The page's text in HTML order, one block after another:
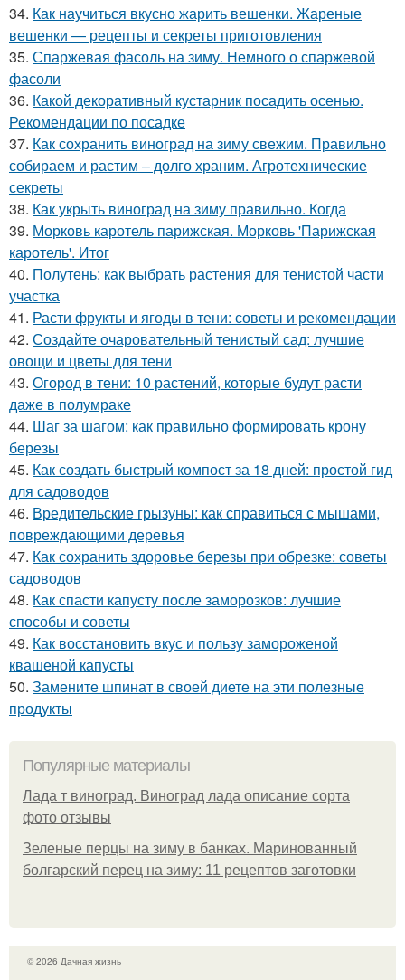
34. Как научиться вкусно жарить вешенки. Жареные
вешенки — рецепты и секреты приготовления
35. Спаржевая фасоль на зиму. Немного о спаржевой
фасоли
36. Какой декоративный кустарник посадить осенью.
Рекомендации по посадке
37. Как сохранить виноград на зиму свежим. Правильно
собираем и растим – долго храним. Агротехнические
секреты
38. Как укрыть виноград на зиму правильно. Когда
39. Морковь каротель парижская. Морковь 'Парижская
каротель'. Итог
40. Полутень: как выбрать растения для тенистой части
участка
41. Расти фрукты и ягоды в тени: советы и рекомендации
42. Создайте очаровательный тенистый сад: лучшие
овощи и цветы для тени
43. Огород в тени: 10 растений, которые будут расти
даже в полумраке
44. Шаг за шагом: как правильно формировать крону
березы
45. Как создать быстрый компост за 18 дней: простой гид
для садоводов
46. Вредительские грызуны: как справиться с мышами,
повреждающими деревья
47. Как сохранить здоровье березы при обрезке: советы
садоводов
48. Как спасти капусту после заморозков: лучшие
способы и советы
49. Как восстановить вкус и пользу замороженой
квашеной капусты
50. Замените шпинат в своей диете на эти полезные
продукты
Популярные материалы
Лада т виноград. Виноград лада описание сорта
фото отзывы
Зеленые перцы на зиму в банках. Маринованный
болгарский перец на зиму: 11 рецептов заготовки
© 2026 Дачная жизнь